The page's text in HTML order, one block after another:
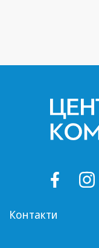
Контакти